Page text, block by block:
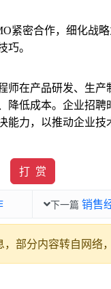
紧密合作，细化战
巧。
师在产品研发、生
降低成本。企业招
力，以推动企业技
打 赏
下一篇销售
部分内容转自网络